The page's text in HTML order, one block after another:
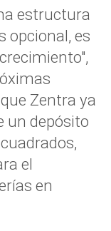
estructura
opcional, es
Zentra ya
un depósito
el
en